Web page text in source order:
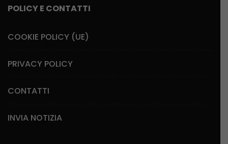
POLICY E CONTATTI
COOKIE POLICY (UE)
PRIVACY POLICY
CONTATTI
INVIA NOTIZIA